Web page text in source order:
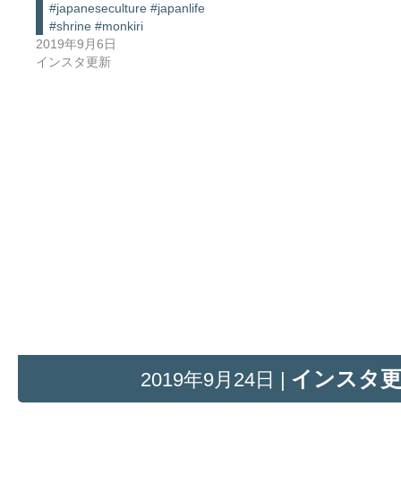
#japaneseculture #japanlife
#shrine #monkiri
2019年9月6日
インスタ更新
2019年9月24日 | インスタ